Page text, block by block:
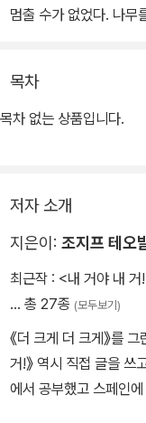
멈출 수가 없었다. 나무
먹은 것을 다시 모두 토
목차
목차 없는 상품입니다.
저자 소개
지은이: 조지프 테오
최근작 : <내 거야 내 거
… 총 27종 (모두보기)
《더 크게 더 크게》를
거!》 역시 직접 글을 쓰
에서 공부했고 스페인